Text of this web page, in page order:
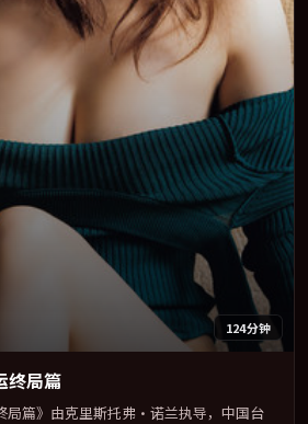
124分钟
终局篇
局篇》由克里斯托弗·诺兰执导，中国台